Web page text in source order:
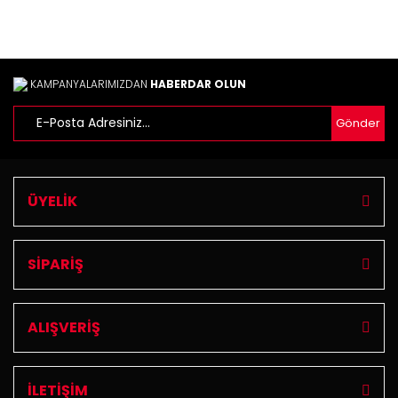
KAMPANYALARIMIZDAN HABERDAR OLUN
Gönder
ÜYELİK
SİPARİŞ
ALIŞVERİŞ
İLETİŞİM